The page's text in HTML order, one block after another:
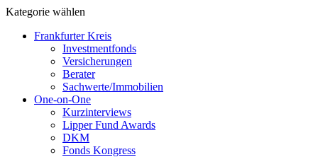
Kategorie wählen
Frankfurter Kreis
Investmentfonds
Versicherungen
Berater
Sachwerte/Immobilien
One-on-One
Kurzinterviews
Lipper Fund Awards
DKM
Fonds Kongress